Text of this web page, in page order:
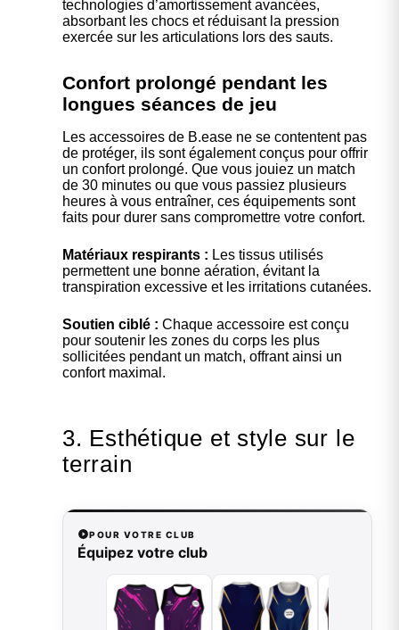
technologies d’amortissement avancées,
absorbant les chocs et réduisant la pression
exercée sur les articulations lors des sauts.
Confort prolongé pendant les
longues séances de jeu
Les accessoires de B.ease ne se contentent pas
de protéger, ils sont également conçus pour offrir
un confort prolongé. Que vous jouiez un match
de 30 minutes ou que vous passiez plusieurs
heures à vous entraîner, ces équipements sont
faits pour durer sans compromettre votre confort.
Matériaux respirants : Les tissus utilisés
permettent une bonne aération, évitant la
transpiration excessive et les irritations cutanées.
Soutien ciblé : Chaque accessoire est conçu
pour soutenir les zones du corps les plus
sollicitées pendant un match, offrant ainsi un
confort maximal.
3. Esthétique et style sur le
terrain
POUR VOTRE CLUB
Équipez votre club